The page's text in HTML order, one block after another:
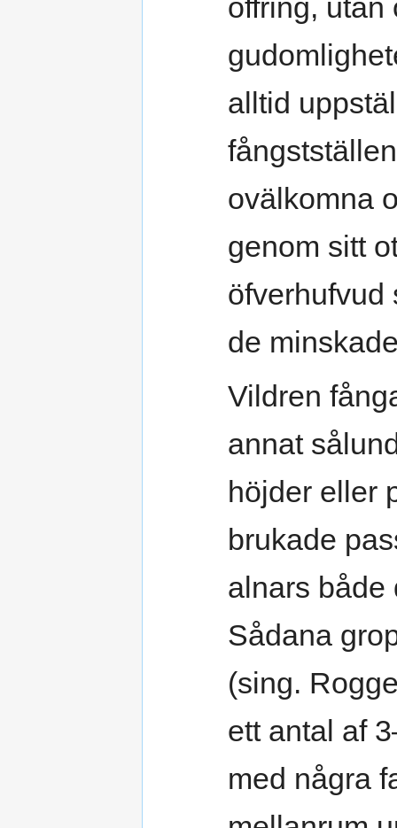
offring, utan
alltid
ovälkomna
genom sitt
öfverhufvud
de
Vildren
annat
höjder eller
brukade
alnars både
Sådana
(sing.
ett antal af
med några